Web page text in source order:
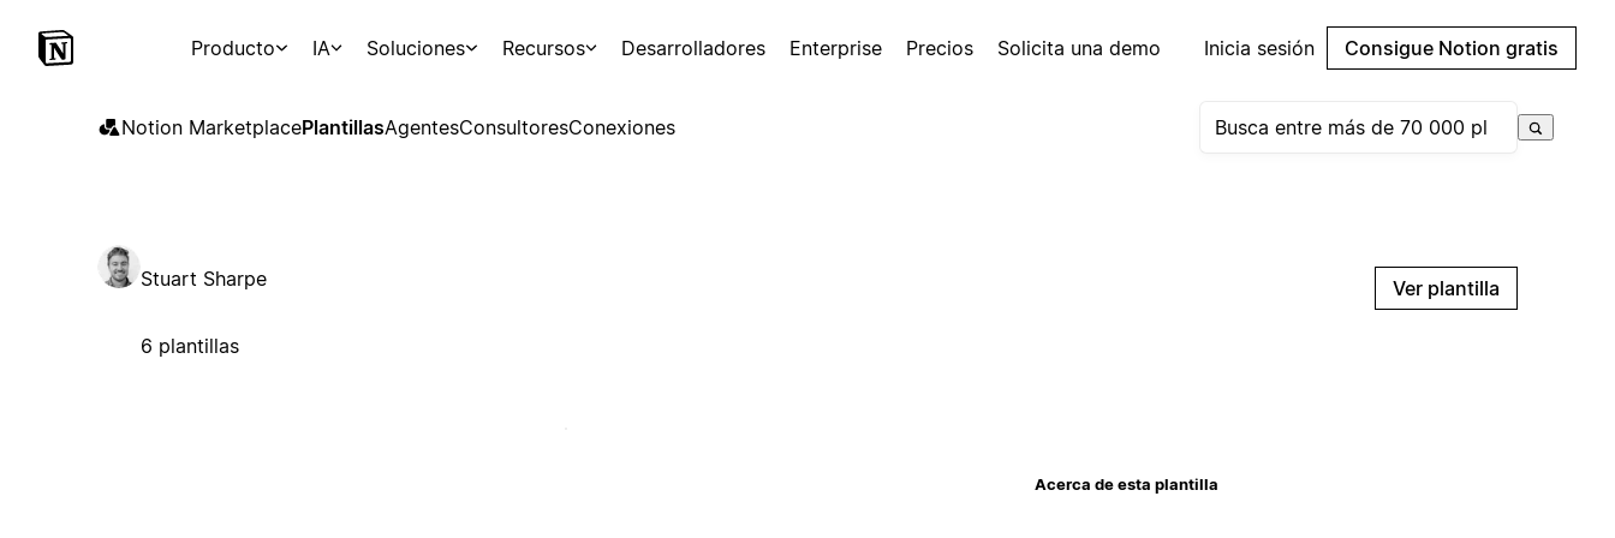
Producto IA Soluciones Recursos Desarrolladores Enterprise Precios Solicita una demo Inicia sesión Consigue Notion gratis
Notion MarketplacePlantillasAgentesConsultoresConexiones
Stuart Sharpe
6 plantillas
Ver plantilla
Acerca de esta plantilla